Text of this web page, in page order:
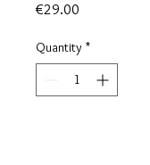
€29.00
Quantity *